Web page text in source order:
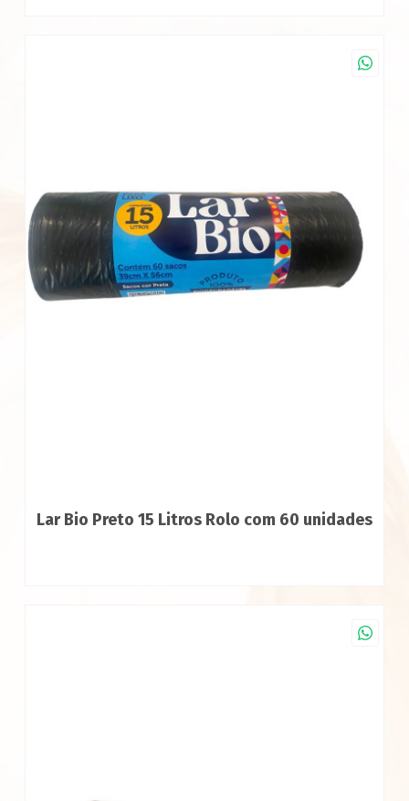
Lar Bio Preto 15 Litros Rolo com 60 unidades